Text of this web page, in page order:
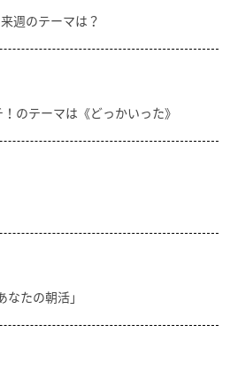
週のテーマは？
のテーマは《どっかいった》
たの朝活」